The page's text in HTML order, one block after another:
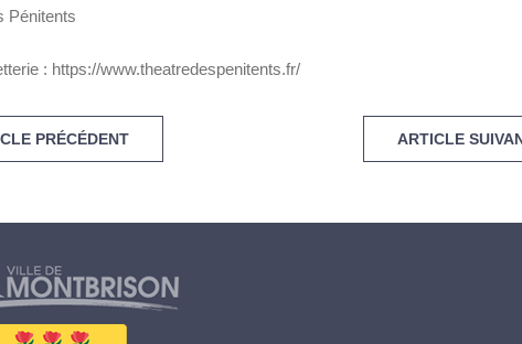
Pénitents
: https://www.theatredespenitents.fr/
PRÉCÉDENT ARTICLE